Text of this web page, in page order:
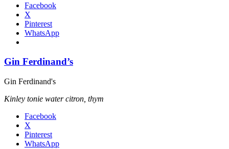
Facebook
X
Pinterest
WhatsApp
Gin Ferdinand’s
Gin Ferdinand's
Kinley tonie water citron, thym
Facebook
X
Pinterest
WhatsApp